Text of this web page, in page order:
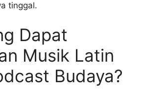
tinggal.
Dapat
Musik Latin
Budaya?